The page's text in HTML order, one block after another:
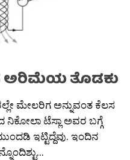
ಅರಿಮೆಯ ತೊಡಕು
ಮೇಲರಿಗ ಅನ್ನುವಂತ ಕೆಲಸ
ಟೆಸ್ಲಾ ಅವರ ಬಗ್ಗೆ
ಇಟ್ಟಿದ್ದೆವು. ಇಂದಿನ